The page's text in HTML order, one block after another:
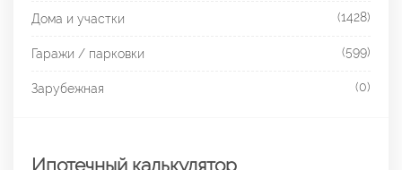
Дома и участки (1428)
Гаражи / парковки (599)
Зарубежная (0)
Ипотечный калькулятор